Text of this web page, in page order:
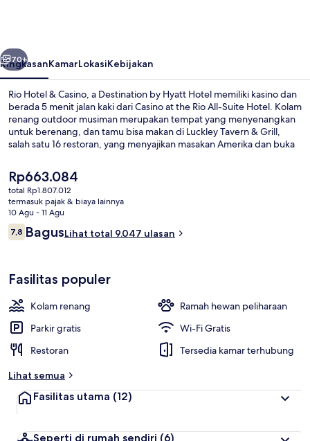
Destination
by
Hyatt
Hotel
Berikutnya
70+
RingkasanKamarLokasiKebijakan
Rio Hotel & Casino, a Destination by Hyatt Hotel memiliki kasino dan
berada 5 menit jalan kaki dari Casino at the Rio All-Suite Hotel. Kolam
renang outdoor musiman merupakan tempat yang menyenangkan
untuk berenang, dan tamu bisa makan di Luckley Tavern & Grill,
salah satu 16 restoran, yang menyajikan masakan Amerika dan buka
2 bar tepi kolam renang, pusat kebugaran, dan toko roti/camilan.
Cocok untuk keluarga dan ukuran kamar mendapatkan nilai yang
bagus dari para traveler.
Harga
saat
ini
Rp663.084
Rp663.084
total Rp1.807.012
termasuk pajak & biaya lainnya
10 Agu - 11 Agu
Ulasan
7,87,8 dari 10
BagusLihat total 9.047 ulasan
Fasilitas populer
Kolam renang
Ramah hewan peliharaan
Parkir gratis
Wi-Fi Gratis
Restoran
Tersedia kamar terhubung
Lihat semua
Fasilitas utama (12)
Seperti di rumah sendiri (6)